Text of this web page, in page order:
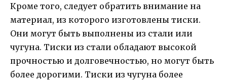
Кроме того, следует обратить внимание на
материал, из которого изготовлены тиски.
Они могут быть выполнены из стали или
чугуна. Тиски из стали обладают высокой
прочностью и долговечностью, но могут быть
более дорогими. Тиски из чугуна более